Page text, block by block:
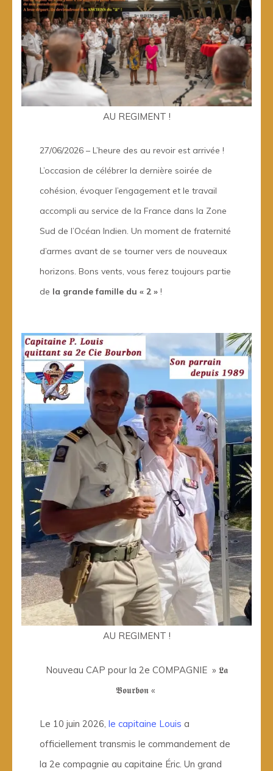
AU REGIMENT !
27/06/2026 – L’heure des au revoir est arrivée !
L’occasion de célébrer la dernière soirée de
cohésion, évoquer l’engagement et le travail
accompli au service de la France dans la Zone
Sud de l’Océan Indien. Un moment de fraternité
d’armes avant de se tourner vers de nouveaux
horizons. Bons vents, vous ferez toujours partie
de la grande famille du « 2 »!
AU REGIMENT !
Nouveau CAP pour la 2e COMPAGNIE » 𝕷𝖆
𝕭𝖔𝖚𝖗𝖇𝖔𝖓 «
Le 10 juin 2026,le capitaine Louis a
officiellement transmis le commandement de
la 2e compagnie au capitaine Éric. Un grand